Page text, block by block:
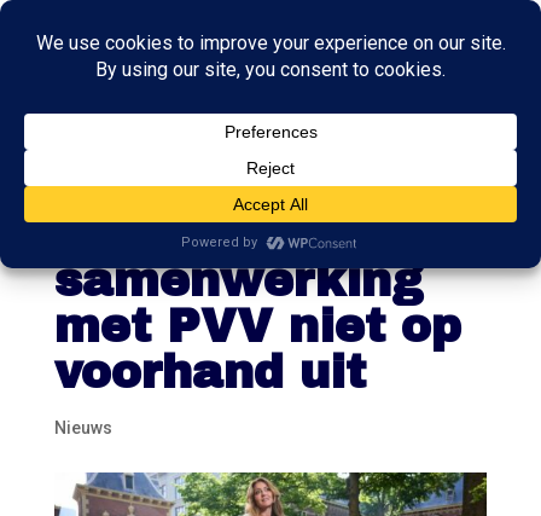
VVD-lijsttrekker
Yesilgöz sluit
samenwerking
met PVV niet op
voorhand uit
Nieuws